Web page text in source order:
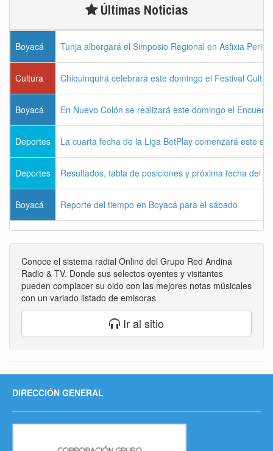
Últimas Noticias
Boyacá Tunja albergará el Simposio Regional en Asfixia
Cultura Chiquinquirá celebrará este domingo el Festival
Boyacá En Nuevo Colón se realizará este domingo el
Deportes La cuarta fecha de la Liga BetPlay comenzará este
Deportes Resultados, tabla de posiciones y próxima fecha del
Boyacá Reporte del tiempo en Boyacá para el sábado
Conoce el sistema radial Online del Grupo Red Andina
Radio & TV. Donde sus selectos oyentes y visitantes
pueden complacer su oido con las mejores notas músicales
con un variado listado de emisoras
Ir al sitio
DIRECCIÓN GENERAL